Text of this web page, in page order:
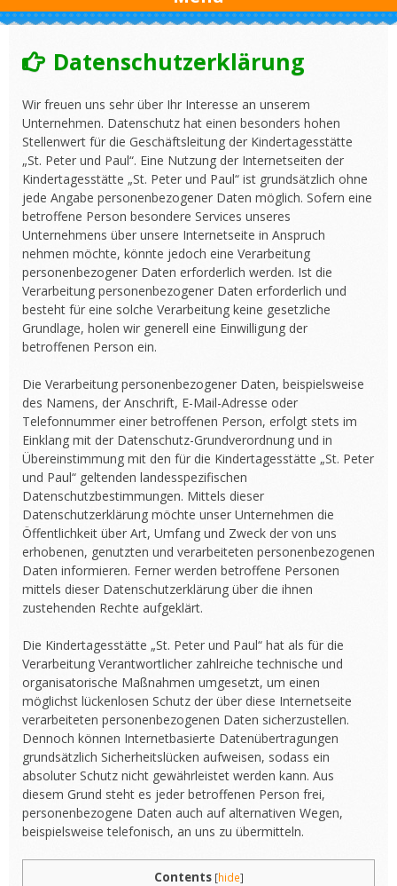
Datenschutzerklärung
Wir freuen uns sehr über Ihr Interesse an unserem
Unternehmen. Datenschutz hat einen besonders hohen
Stellenwert für die Geschäftsleitung der Kindertagesstätte
„St. Peter und Paul“. Eine Nutzung der Internetseiten der
Kindertagesstätte „St. Peter und Paul“ ist grundsätzlich ohne
jede Angabe personenbezogener Daten möglich. Sofern eine
betroffene Person besondere Services unseres
Unternehmens über unsere Internetseite in Anspruch
nehmen möchte, könnte jedoch eine Verarbeitung
personenbezogener Daten erforderlich werden. Ist die
Verarbeitung personenbezogener Daten erforderlich und
besteht für eine solche Verarbeitung keine gesetzliche
Grundlage, holen wir generell eine Einwilligung der
betroffenen Person ein.
Die Verarbeitung personenbezogener Daten, beispielsweise
des Namens, der Anschrift, E-Mail-Adresse oder
Telefonnummer einer betroffenen Person, erfolgt stets im
Einklang mit der Datenschutz-Grundverordnung und in
Übereinstimmung mit den für die Kindertagesstätte „St. Peter
und Paul“ geltenden landesspezifischen
Datenschutzbestimmungen. Mittels dieser
Datenschutzerklärung möchte unser Unternehmen die
Öffentlichkeit über Art, Umfang und Zweck der von uns
erhobenen, genutzten und verarbeiteten personenbezogenen
Daten informieren. Ferner werden betroffene Personen
mittels dieser Datenschutzerklärung über die ihnen
zustehenden Rechte aufgeklärt.
Die Kindertagesstätte „St. Peter und Paul“ hat als für die
Verarbeitung Verantwortlicher zahlreiche technische und
organisatorische Maßnahmen umgesetzt, um einen
möglichst lückenlosen Schutz der über diese Internetseite
verarbeiteten personenbezogenen Daten sicherzustellen.
Dennoch können Internetbasierte Datenübertragungen
grundsätzlich Sicherheitslücken aufweisen, sodass ein
absoluter Schutz nicht gewährleistet werden kann. Aus
diesem Grund steht es jeder betroffenen Person frei,
personenbezogene Daten auch auf alternativen Wegen,
beispielsweise telefonisch, an uns zu übermitteln.
Contents [hide]